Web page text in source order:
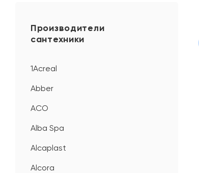
Производители
сантехники
1Acreal
Abber
ACO
Alba Spa
Alcaplast
Alcora